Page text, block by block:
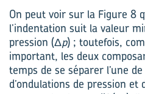
On peut voir sur la Figure 8
l’indentation suit la valeur
pression (Δp) ; toutefois,
important, les deux
temps de se séparer l’une
d’ondulations de pression et